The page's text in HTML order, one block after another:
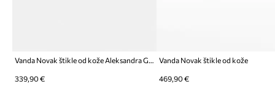
Vanda Novak štikle od kože Aleksandra Glossy Black
339,90 €
Vanda Novak štikle od kože
469,90 €